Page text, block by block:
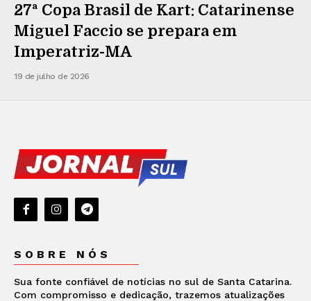
27ª Copa Brasil de Kart: Catarinense
Miguel Faccio se prepara em
Imperatriz-MA
19 de julho de 2026
SOBRE NÓS
Sua fonte confiável de notícias no sul de Santa Catarina.
Com compromisso e dedicação, trazemos atualizações